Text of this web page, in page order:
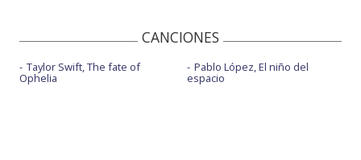
CANCIONES
Taylor Swift, The fate of
Ophelia
Pablo López, El niño del
espacio